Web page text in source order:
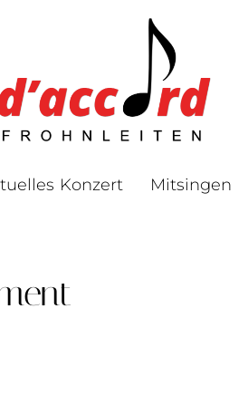
Konzert Mitsingen